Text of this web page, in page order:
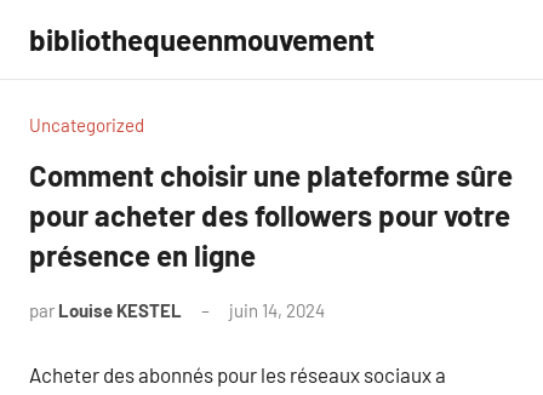
contenu
bibliothequeenmouvement
Uncategorized
Comment choisir une plateforme sûre
pour acheter des followers pour votre
présence en ligne
par Louise KESTEL juin 14, 2024
Acheter des abonnés pour les réseaux sociaux a